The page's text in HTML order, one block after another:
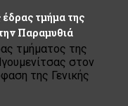
έδρας τμήμα της
Παραμυθιά
τμήματος της
στον
της Γενικής